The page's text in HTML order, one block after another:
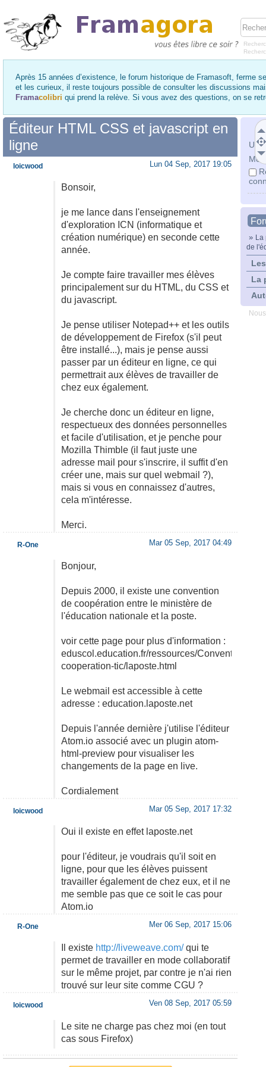
Après 15 années d’existence, le forum historique de Framasoft, ferme
et les curieux, il reste toujours possible de consulter les discussions
Framacolibri qui prend la relève. Si vous avez des questions, on se
Mot
» La
de
La
Éditeur HTML CSS et javascript en
ligne
Lun 04 Sep, 2017 19:05
Bonsoir,
je me lance dans l'enseignement
d'exploration ICN (informatique et
création numérique) en seconde cette
année.
Je compte faire travailler mes élèves
principalement sur du HTML, du CSS et
du javascript.
Je pense utiliser Notepad++ et les outils
de développement de Firefox (s'il peut
être installé...), mais je pense aussi
passer par un éditeur en ligne, ce qui
permettrait aux élèves de travailler de
chez eux également.
Je cherche donc un éditeur en ligne,
respectueux des données personnelles
et facile d'utilisation, et je penche pour
Mozilla Thimble (il faut juste une
adresse mail pour s'inscrire, il suffit d'en
créer une, mais sur quel webmail ?),
mais si vous en connaissez d'autres,
cela m'intéresse.
Merci.
loicwood
Mar 05 Sep, 2017 04:49
Bonjour,
Depuis 2000, il existe une convention
de coopération entre le ministère de
l'éducation nationale et la poste.
voir cette page pour plus d'information :
eduscol.education.fr/ressources/Conventions-
cooperation-tic/laposte.html
Le webmail est accessible à cette
adresse : education.laposte.net
Depuis l'année dernière j'utilise l'éditeur
Atom.io associé avec un plugin atom-
html-preview pour visualiser les
changements de la page en live.
Cordialement
R-One
Mar 05 Sep, 2017 17:32
Oui il existe en effet laposte.net
pour l'éditeur, je voudrais qu'il soit en
ligne, pour que les élèves puissent
travailler également de chez eux, et il ne
me semble pas que ce soit le cas pour
Atom.io
loicwood
Mer 06 Sep, 2017 15:06
Il existe http://liveweave.com/qui te
permet de travailler en mode collaboratif
sur le même projet, par contre je n'ai rien
trouvé sur leur site comme CGU ?
R-One
Ven 08 Sep, 2017 05:59
Le site ne charge pas chez moi (en tout
cas sous Firefox)
loicwood